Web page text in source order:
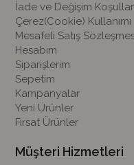
İade ve Değişim
Çerez(Cookie) Kullanımı
Mesafeli Satış
Hesabım
Siparişlerim
Sepetim
Kampanyalar
Yeni Ürünler
Fırsat Ürünler
Müşteri Hizmetleri